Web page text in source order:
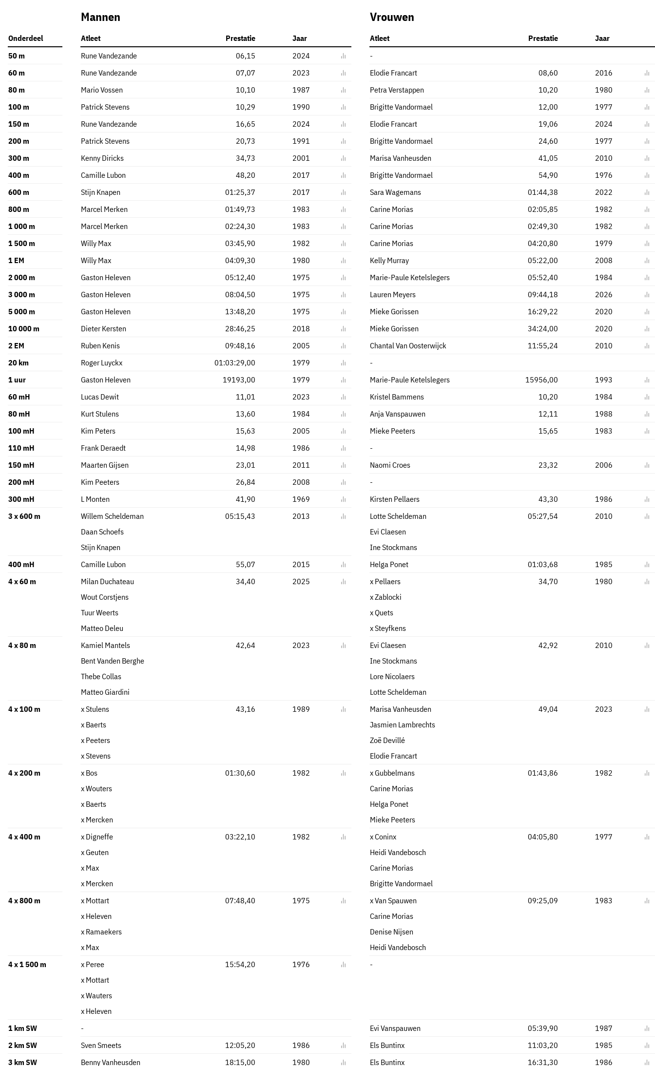
Mannen Vrouwen
Onderdeel Atleet Prestatie Jaar Atleet Prestatie
Jaar
50 m
Rune Vandezande 06,15 2024
-
60 m
Rune Vandezande 07,07 2023 Elodie Francart 08,60
2016
80 m
Mario Vossen 10,10 1987 Petra Verstappen 10,20
1980
100 m
Patrick Stevens 10,29 1990 Brigitte Vandormael 12,00
1977
150 m
Rune Vandezande 16,65 2024 Elodie Francart 19,06
2024
200 m
Patrick Stevens 20,73 1991 Brigitte Vandormael 24,60
1977
300 m
Kenny Diricks 34,73 2001 Marisa Vanheusden 41,05
2010
400 m
Camille Lubon 48,20 2017 Brigitte Vandormael 54,90
1976
600 m
Stijn Knapen 01:25,37 2017 Sara Wagemans 01:44,38
2022
800 m
Marcel Merken 01:49,73 1983 Carine Morias 02:05,85
1982
1 000 m
Marcel Merken 02:24,30 1983 Carine Morias 02:49,30
1982
1 500 m
Willy Max 03:45,90 1982 Carine Morias 04:20,80
1979
1 EM
Willy Max 04:09,30 1980 Kelly Murray 05:22,00
2008
2 000 m
Gaston Heleven 05:12,40 1975 Marie-Paule Ketelslegers 05:52,40
1984
3 000 m
Gaston Heleven 08:04,50 1975 Lauren Meyers 09:44,18
2026
5 000 m
Gaston Heleven 13:48,20 1975 Mieke Gorissen 16:29,22
2020
10 000 m
Dieter Kersten 28:46,25 2018 Mieke Gorissen 34:24,00
2020
2 EM
Ruben Kenis 09:48,16 2005 Chantal Van Oosterwijck 11:55,24
2010
20 km
Roger Luyckx 01:03:29,00 1979
-
1 uur
Gaston Heleven 19193,00 1979 Marie-Paule Ketelslegers 15956,00
1993
60 mH
Lucas Dewit 11,01 2023 Kristel Bammens 10,20
1984
80 mH
Kurt Stulens 13,60 1984 Anja Vanspauwen 12,11
1988
100 mH
Kim Peters 15,63 2005 Mieke Peeters 15,65
1983
110 mH
Frank Deraedt 14,98 1986
-
150 mH
Maarten Gijsen 23,01 2011 Naomi Croes 23,32
2006
200 mH
Kim Peeters 26,84 2008
-
300 mH
L Monten 41,90 1969 Kirsten Pellaers 43,30
1986
3 x 600 m
Willem Scheldeman
Daan Schoefs
Stijn Knapen
05:15,43 2013
Lotte Scheldeman
Evi Claesen
Ine Stockmans
05:27,54 2010
400 mH Camille Lubon 55,07 2015 Helga Ponet 01:03,68
1985
4 x 60 m
Milan Duchateau
Wout Corstjens
Tuur Weerts
Matteo Deleu
34,40 2025
x Pellaers
x Zablocki
x Quets
x Steyfkens
34,70 1980
4 x 80 m
Kamiel Mantels
Bent Vanden Berghe
Thebe Collas
Matteo Giardini
42,64 2023
Evi Claesen
Ine Stockmans
Lore Nicolaers
Lotte Scheldeman
42,92 2010
4 x 100 m
x Stulens
x Baerts
x Peeters
x Stevens
43,16 1989
Marisa Vanheusden
Jasmien Lambrechts
Zoë Devillé
Elodie Francart
49,04 2023
4 x 200 m
x Bos
x Wouters
x Baerts
x Mercken
01:30,60 1982
x Gubbelmans
Carine Morias
Helga Ponet
Mieke Peeters
01:43,86 1982
4 x 400 m
x Digneffe
x Geuten
x Max
x Mercken
03:22,10 1982
x Coninx
Heidi Vandebosch
Carine Morias
Brigitte Vandormael
04:05,80 1977
4 x 800 m
x Mottart
x Heleven
x Ramaekers
x Max
07:48,40 1975
x Van Spauwen
Carine Morias
Denise Nijsen
Heidi Vandebosch
09:25,09 1983
4 x 1 500 m
x Peree
x Mottart
x Wauters
x Heleven
15:54,20 1976 -
1 km SW - Evi Vanspauwen 05:39,90
1987
2 km SW
Sven Smeets 12:05,20 1986 Els Buntinx 11:03,20
1985
3 km SW
Benny Vanheusden 18:15,00 1980 Els Buntinx 16:31,30 1986